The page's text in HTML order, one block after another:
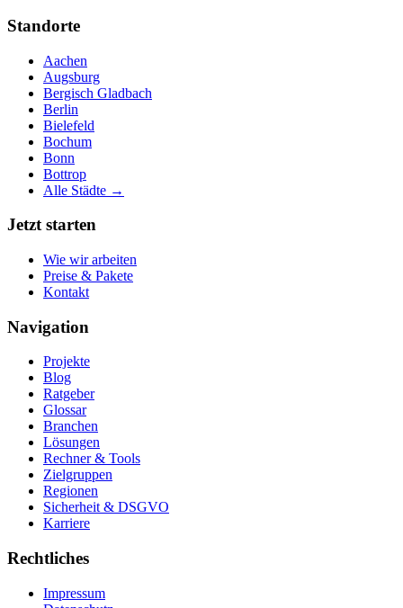
Standorte
Aachen
Augsburg
Bergisch Gladbach
Berlin
Bielefeld
Bochum
Bonn
Bottrop
Alle Städte →
Jetzt starten
Wie wir arbeiten
Preise & Pakete
Kontakt
Navigation
Projekte
Blog
Ratgeber
Glossar
Branchen
Lösungen
Rechner & Tools
Zielgruppen
Regionen
Sicherheit & DSGVO
Karriere
Rechtliches
Impressum